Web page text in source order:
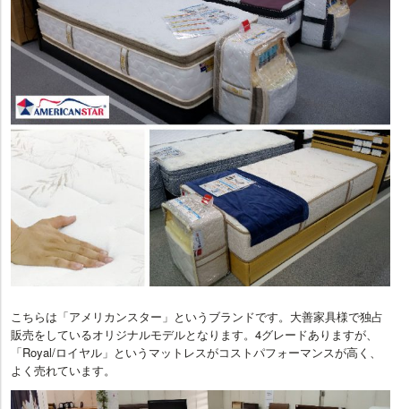
こちらは「アメリカンスター」というブランドです。大善家具様で独占
販売をしているオリジナルモデルとなります。4グレードありますが、
「Royal/ロイヤル」というマットレスがコストパフォーマンスが高く、
よく売れています。